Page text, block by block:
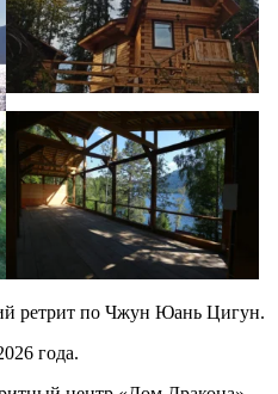
ретрит по Чжун Юань Цигун.
года.